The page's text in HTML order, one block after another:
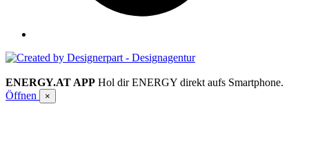
ENERGY.AT APP Hol dir ENERGY direkt aufs Smartphone.
Öffnen
×